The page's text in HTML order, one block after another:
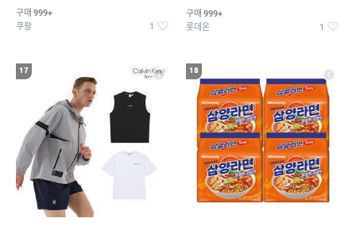
구매 999+
쿠팡 1
구매 999+
롯데온 1
17 18